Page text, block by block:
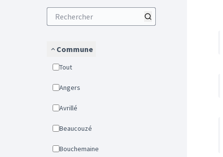
Commune
Tout
Angers
Avrillé
Beaucouzé
Bouchemaine